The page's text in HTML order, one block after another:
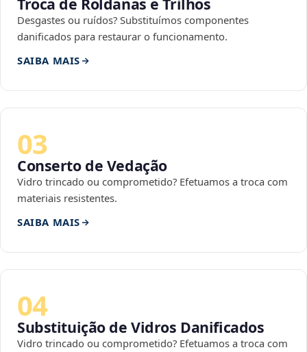
Desgastes ou ruídos? Substituímos componentes
danificados para restaurar o funcionamento.
SAIBA MAIS
03
Conserto de Vedação
Vidro trincado ou comprometido? Efetuamos a troca com
materiais resistentes.
SAIBA MAIS
04
Substituição de Vidros Danificados
Vidro trincado ou comprometido? Efetuamos a troca com